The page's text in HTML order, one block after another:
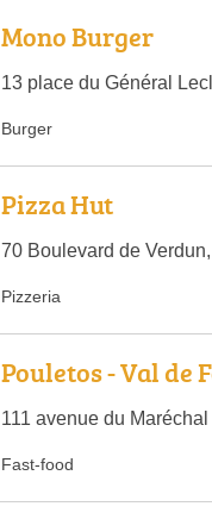
Mono Burger
13 place du Général
Burger
Pizza Hut
70 Boulevard de
Pizzeria
Pouletos - Val de
111 avenue du
Fast-food